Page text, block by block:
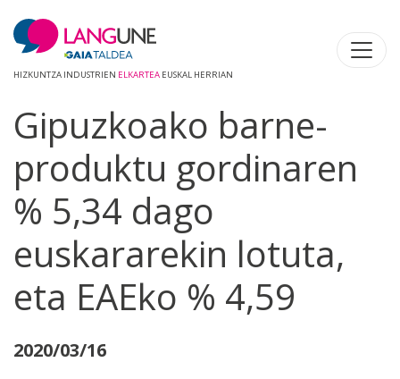
HIZKUNTZA INDUSTRIEN ELKARTEA EUSKAL HERRIAN
Gipuzkoako barne-
produktu gordinaren
% 5,34 dago
euskararekin lotuta,
eta EAEko % 4,59
2020/03/16